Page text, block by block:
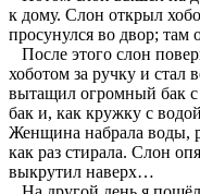
к дому. Слон открыл
просунулся во двор; там
После этого слон
хоботом за ручку и стал
вытащил огромный бак
бак и, как кружку с
Женщина набрала воды,
как раз стирала. Слон
выкрутил наверх…